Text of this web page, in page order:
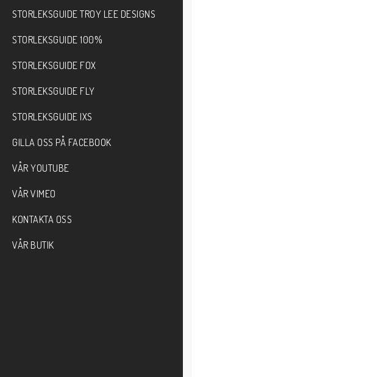
STORLEKSGUIDE TROY LEE DESIGNS
STORLEKSGUIDE 100%
STORLEKSGUIDE FOX
STORLEKSGUIDE FLY
STORLEKSGUIDE IXS
GILLA OSS PÅ FACEBOOK
VÅR YOUTUBE
VÅR VIMEO
KONTAKTA OSS
VÅR BUTIK